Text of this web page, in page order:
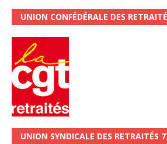
UNION CONFÉDÉRALE DES
UNION SYNDICALE DES RETRAITÉS